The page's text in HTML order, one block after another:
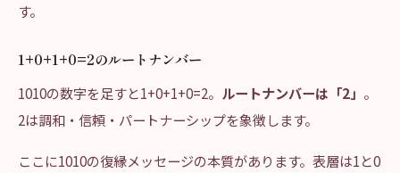
す。
1+0+1+0=2のルートナンバー
1010の数字を足すと1+0+1+0=2。 ルートナンバーは「2」 。
2は調和・信頼・パートナーシップを象徴します。
ここに1010の復縁メッセージの本質があります。表層は1と0